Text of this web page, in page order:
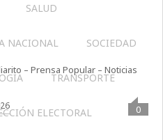
SALUD
NACIONAL SOCIEDAD
TRANSPORTE
ELECTORAL
– Prensa Popular – Noticias
0